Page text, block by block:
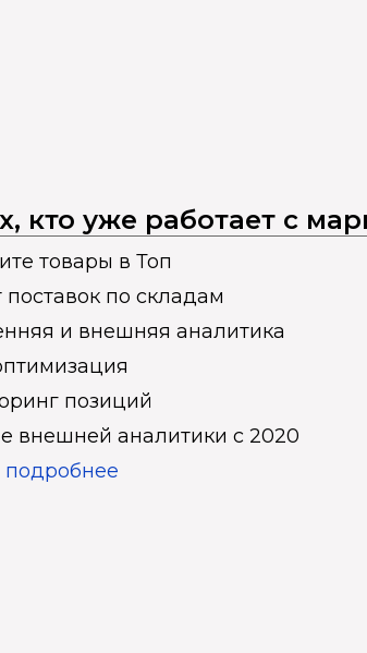
кто уже работает с
товары в Топ
поставок по складам
и внешняя аналитика
позиций
внешней аналитики с 2020
подробнее